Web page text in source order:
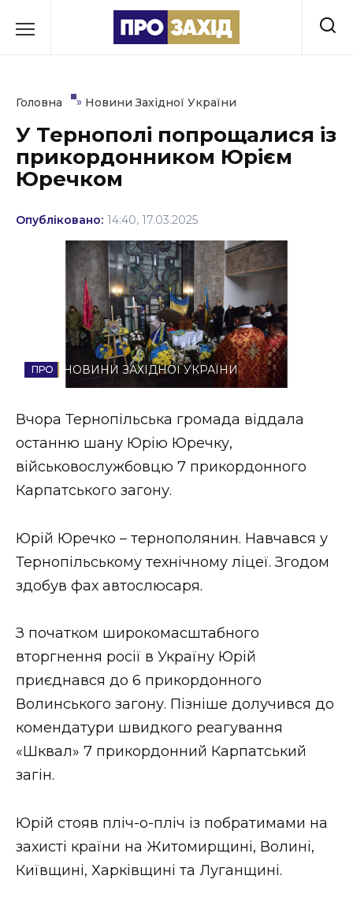
до
Культура
Освіта
Події
Політика
Соціум
Спорт
Стиль життя
Втрачений Ужгород (відеоверсія)
НОВИНИ ЗАХІДНОЇ УКРАЇНИ
ФОТО
ВІДЕО
Головна » Новини Західної України
У Тернополі попрощалися із
прикордонником Юрієм
Юречком
Опубліковано: 14:40, 17.03.2025
НОВИНИ ЗАХІДНОЇ УКРАЇНИ
Вчора Тернопільська громада віддала
останню шану Юрію Юречку,
військовослужбовцю 7 прикордонного
Карпатського загону.
Юрій Юречко – тернополянин. Навчався у
Тернопільському технічному ліцеї. Згодом
здобув фах автослюсаря.
З початком широкомасштабного
вторгнення росії в Україну Юрій
приєднався до 6 прикордонного
Волинського загону. Пізніше долучився до
комендатури швидкого реагування
«Шквал» 7 прикордонний Карпатський
загін.
Юрій стояв пліч-о-пліч із побратимами на
захисті країни на Житомирщині, Волині,
Київщині, Харківщині та Луганщині.